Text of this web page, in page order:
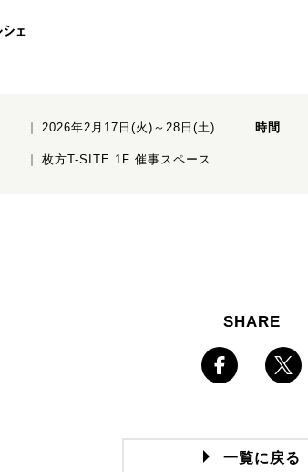
2026年2月17日(火)～28日(土) 時間
枚方T-SITE 1F 催事スペース
SHARE
一覧に戻る